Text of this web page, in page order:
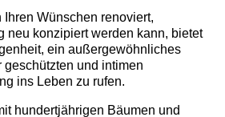
Wünschen renoviert,
neu konzipiert werden kann, bietet
ein außergewöhnliches
und intimen
ins Leben zu rufen.
hundertjährigen Bäumen und